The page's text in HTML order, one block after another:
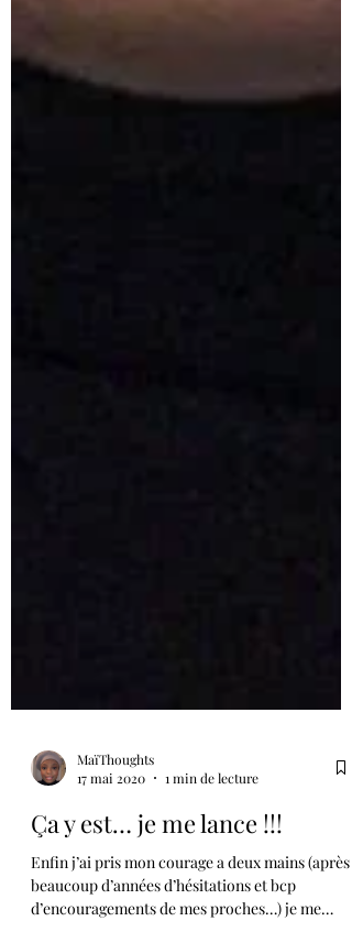
17 mai 2020
1 min de lecture
Ça y est… je me lance !!!
Enfin j’ai pris mon courage a deux mains (après